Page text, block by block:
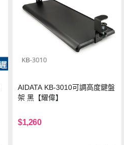
AIDATA KB-3010可調高度鍵盤
架 黑【耀偉】
$1,260